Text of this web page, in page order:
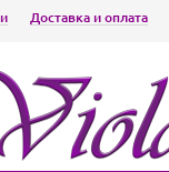
Доставка и оплата